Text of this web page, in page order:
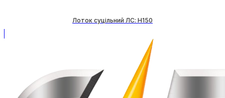
Лоток суцільний ЛС: H150